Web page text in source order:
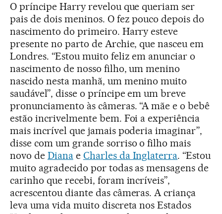
O príncipe Harry revelou que queriam ser
pais de dois meninos. O fez pouco depois do
nascimento do primeiro. Harry esteve
presente no parto de Archie, que nasceu em
Londres. “Estou muito feliz em anunciar o
nascimento de nosso filho, um menino
nascido nesta manhã, um menino muito
saudável”, disse o príncipe em um breve
pronunciamento às câmeras. “A mãe e o bebê
estão incrivelmente bem. Foi a experiência
mais incrível que jamais poderia imaginar”,
disse com um grande sorriso o filho mais
novo de Dianae Charles da Inglaterra. “Estou
muito agradecido por todas as mensagens de
carinho que recebi, foram incríveis”,
acrescentou diante das câmeras. A criança
leva uma vida muito discreta nos Estados